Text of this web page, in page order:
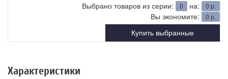
Выбрано товаров из серии: 0 на: 0 р.
Вы экономите: 0 р.
Купить выбранные
Характеристики